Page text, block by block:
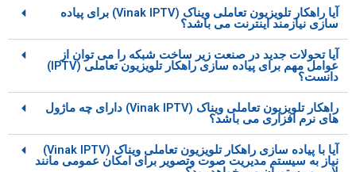
آیا راهکار تلویزیون تعاملی ویناک (Vinak IPTV) برای پیاده
سازی نیازمند اینترنت می باشد؟
آیا تحولات جدید در صنعت زیر ساخت شبکه را می توان از
عوامل مهم برای پیاده سازی راهکار تلویزیون تعاملی (IPTV)
دانست؟
راهکار تلویزیون تعاملی ویناک (Vinak IPTV) دارای چه ماژول
های نرم افزاری می باشد؟
آیا با پیاده سازی راهکار تلویزیون تعاملی ویناک (Vinak IPTV)
نیاز به سیستم مدیریت صوت وتصویر برای امکان عمومی مانند